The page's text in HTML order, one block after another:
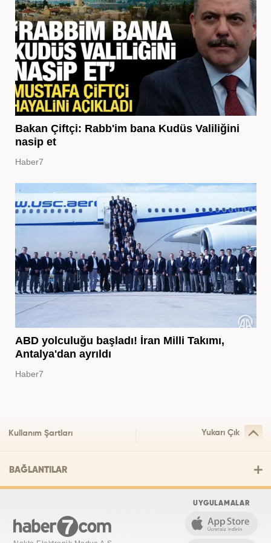
Bakan Çiftçi: Rabb'im bana Kudüs Valiliğini
nasip et
Haber7
ABD yolculuğu başladı! İran Milli Takımı,
Antalya'dan ayrıldı
Haber7
Kullanım Şartları Yukarı Çık
BAĞLANTILAR
UYGULAMALAR